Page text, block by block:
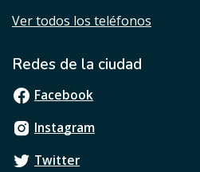
Ver todos los teléfonos
Redes de la ciudad
Facebook
Instagram
Twitter